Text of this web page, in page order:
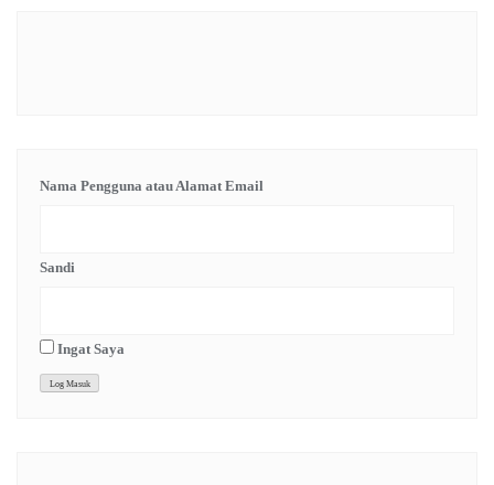
Nama Pengguna atau Alamat Email
Sandi
Ingat Saya